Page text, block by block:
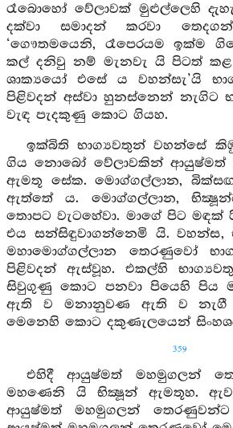
රෑබොහෝ වේලාවක් මුළුල්ලෙහි
දක්වා සමාදන් කරවා
‘ගෞතමයෙනි, රෑපෙරයම ඉක්ම
කල් දනිවු නම් මැනවැ යි පිටත්
ශාක්‍යයෝ එසේ ය වහන්සැ’යි
පිළිවදන් අස්වා හුනස්නෙන් නැගිට
වැඳ පැදකුණු කොට ගියහ.
ඉක්බිති භාග්‍යවතුන් වහන්සේ
ගිය නොබෝ වේලාවකින්
ඇමතූ සේක. මොග්ගල්ලාන,
ඇත්තේ ය. මොග්ගල්ලාන,
තොපට වැටහේවා. මාගේ පිට මඳක්
එය සන්සිඳුවාගන්නෙමි යි.
මහාමොග්ගල්ලාන තෙරණුවෝ
පිළිවදන් ඇස්වූහ. එකල්හි
සිවුගුණු කොට පනවා පියෙහි පිය
ඇති ව මනානුවණ ඇති ව නැගී
මෙනෙහි කොට දකුණැලයෙන්
359
එහිදී ආයුෂ්මත් මහමුගලන්
මහණෙනි යි භික්‍ෂූන් ඇමතූහ.
ආයුෂ්මත් මහමුගලන්